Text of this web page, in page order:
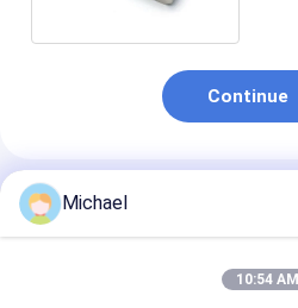
Continue
Produtos Recomendados
Michael
10:54 AM